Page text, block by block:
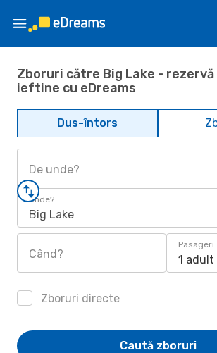
Zboruri către Big Lake -
ieftine cu eDreams
Dus-întors
De unde?
Unde?
Big Lake
Când?
Pasageri
1 adult
Zboruri directe
Caută zboruri